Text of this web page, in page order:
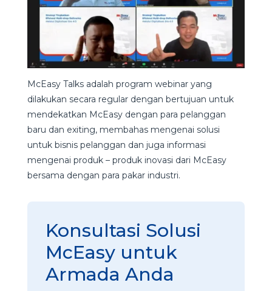
McEasy Talks adalah program webinar yang
dilakukan secara regular dengan bertujuan untuk
mendekatkan McEasy dengan para pelanggan
baru dan exiting, membahas mengenai solusi
untuk bisnis pelanggan dan juga informasi
mengenai produk – produk inovasi dari McEasy
bersama dengan para pakar industri.
Konsultasi Solusi
McEasy untuk
Armada Anda